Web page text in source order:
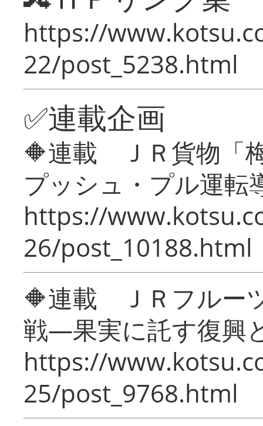
https://
22/post_5238.html
✅連載企画
🔶連載 ＪＲ貨物「
プッシュ・プル運転
https://
26/post_10188.html
🔶連載 ＪＲフルー
戦―果実に託す復興
https://
25/post_9768.html